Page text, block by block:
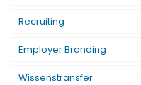
Recruiting
Employer Branding
Wissenstransfer